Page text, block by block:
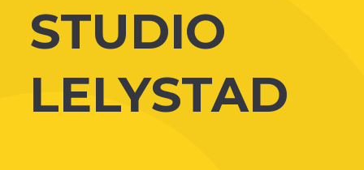
STUDIO
LELYSTAD